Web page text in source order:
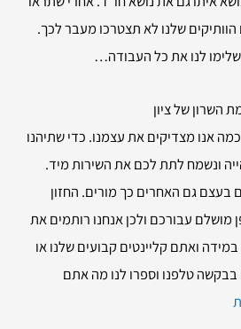
שלנו לא תצטרכו מעבר לכך.
לנו את כל העבודה…
השרון של ציון
אנו מצדיקים את עצמנו. כדי שתיהנו
ונשמח לתת לכם את השירות מיד.
בעצם גם האחרים כך מורים. החזון
מושלם עבורכם ולכן אנחנו רותמים את
ואתם קליינטים קבועים שלנו או
טלפנו וספרו לנו מה אתם